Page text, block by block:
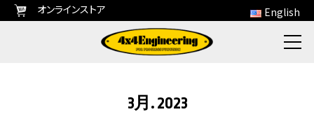
オンラインストア English
3月. 2023